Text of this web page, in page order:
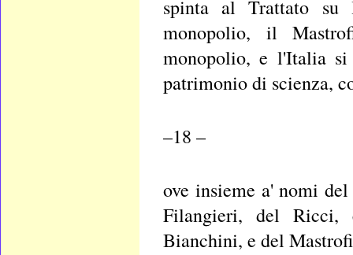
spinta al Trattato
monopolio, il
monopolio, e l'Italia si
patrimonio di scienza,
–18 –
ove insieme a' nomi
Filangieri, del Ricci,
Bianchini, e del